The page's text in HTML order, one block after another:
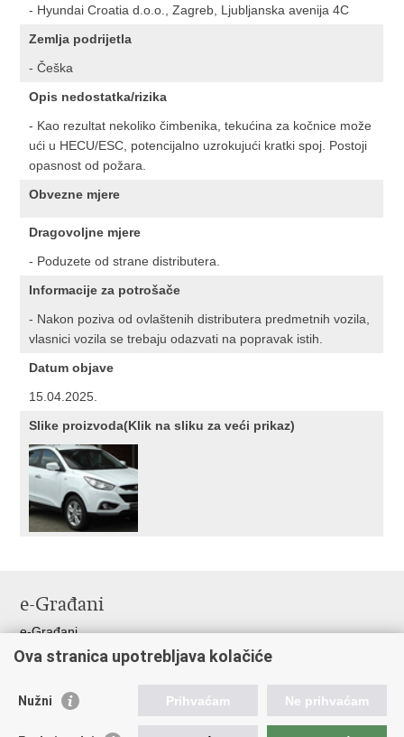
- Hyundai Croatia d.o.o., Zagreb, Ljubljanska avenija 4C
Zemlja podrijetla
- Češka
Opis nedostatka/rizika
- Kao rezultat nekoliko čimbenika, tekućina za kočnice može
ući u HECU/ESC, potencijalno uzrokujući kratki spoj. Postoji
opasnost od požara.
Obvezne mjere
Dragovoljne mjere
- Poduzete od strane distributera.
Informacije za potrošače
- Nakon poziva od ovlaštenih distributera predmetnih vozila,
vlasnici vozila se trebaju odazvati na popravak istih.
Datum objave
15.04.2025.
Slike proizvoda(Klik na sliku za veći prikaz)
e-Građani
e-Građani
Pristup informacijama
Pravo na pristup informacijama
Ova stranica upotrebljava kolačiće
Nužni Prihvaćam Ne prihvaćam